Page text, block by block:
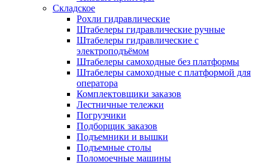
Складское
Рохли гидравлические
Штабелеры гидравлические ручные
Штабелеры гидравлические с
электроподъёмом
Штабелеры самоходные без платформы
Штабелеры самоходные с платформой для
оператора
Комплектовщики заказов
Лестничные тележки
Погрузчики
Подборщик заказов
Подъемники и вышки
Подъемные столы
Поломоечные машины